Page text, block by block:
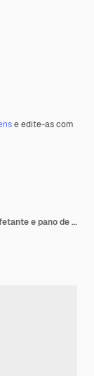
e edite-as com
Garçom, limpando a mesa com spray desinfetante e pano de microfibra no café.